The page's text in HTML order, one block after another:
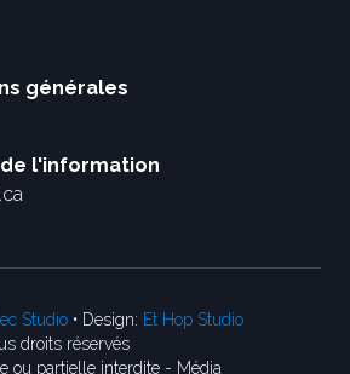
générales
l'information
Studio • Design: Et Hop Studio
droits réservés
ou partielle interdite - Média